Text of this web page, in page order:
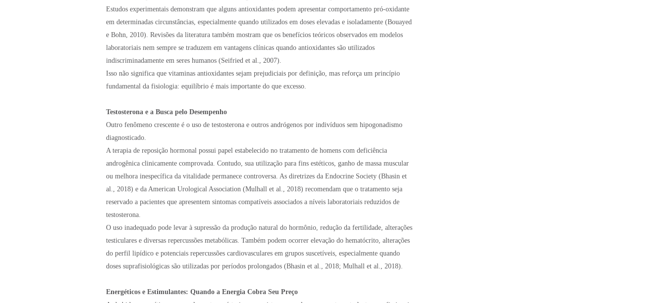
Estudos experimentais demonstram que alguns antioxidantes podem apresentar comportamento pró-oxidante
em determinadas circunstâncias, especialmente quando utilizados em doses elevadas e isoladamente (Bouayed
e Bohn, 2010). Revisões da literatura também mostram que os benefícios teóricos observados em modelos
laboratoriais nem sempre se traduzem em vantagens clínicas quando antioxidantes são utilizados
indiscriminadamente em seres humanos (Seifried et al., 2007).
Isso não significa que vitaminas antioxidantes sejam prejudiciais por definição, mas reforça um princípio
fundamental da fisiologia: equilíbrio é mais importante do que excesso.
Testosterona e a Busca pelo Desempenho
Outro fenômeno crescente é o uso de testosterona e outros andrógenos por indivíduos sem hipogonadismo
diagnosticado.
A terapia de reposição hormonal possui papel estabelecido no tratamento de homens com deficiência
androgênica clinicamente comprovada. Contudo, sua utilização para fins estéticos, ganho de massa muscular
ou melhora inespecífica da vitalidade permanece controversa. As diretrizes da Endocrine Society (Bhasin et
al., 2018) e da American Urological Association (Mulhall et al., 2018) recomendam que o tratamento seja
reservado a pacientes que apresentem sintomas compatíveis associados a níveis laboratoriais reduzidos de
testosterona.
O uso inadequado pode levar à supressão da produção natural do hormônio, redução da fertilidade, alterações
testiculares e diversas repercussões metabólicas. Também podem ocorrer elevação do hematócrito, alterações
do perfil lipídico e potenciais repercussões cardiovasculares em grupos suscetíveis, especialmente quando
doses suprafisiológicas são utilizadas por períodos prolongados (Bhasin et al., 2018; Mulhall et al., 2018).
Energéticos e Estimulantes: Quando a Energia Cobra Seu Preço